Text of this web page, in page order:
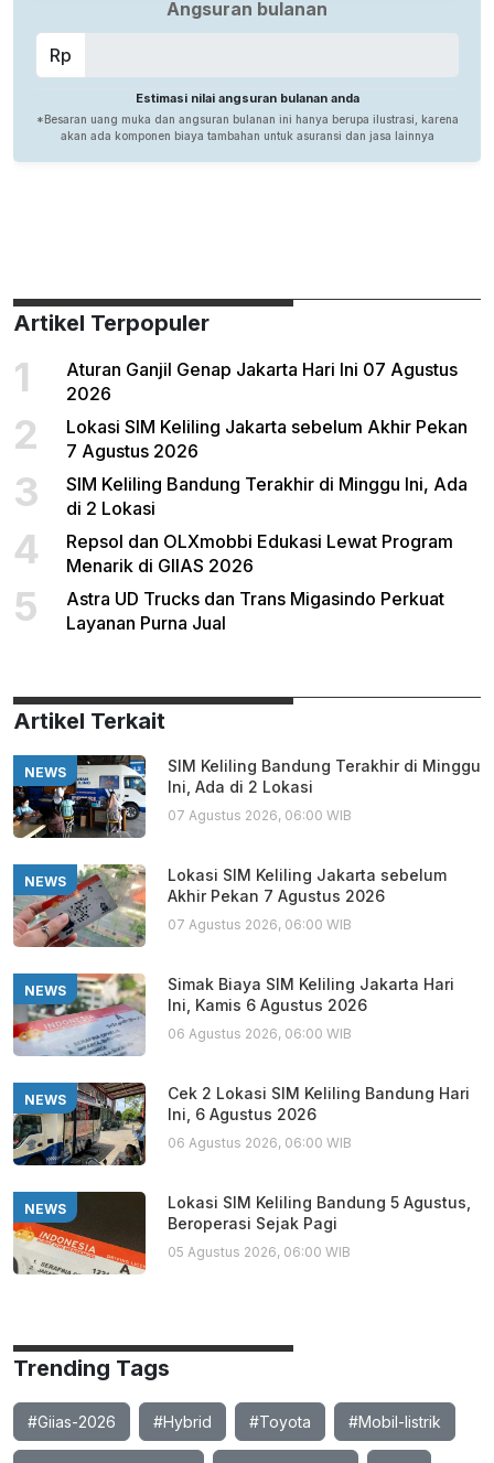
Artikel Terpopuler
1
Aturan Ganjil Genap Jakarta Hari Ini 07 Agustus
2026
2
Lokasi SIM Keliling Jakarta sebelum Akhir Pekan
7 Agustus 2026
3
SIM Keliling Bandung Terakhir di Minggu Ini, Ada
di 2 Lokasi
4
Repsol dan OLXmobbi Edukasi Lewat Program
Menarik di GIIAS 2026
5
Astra UD Trucks dan Trans Migasindo Perkuat
Layanan Purna Jual
Artikel Terkait
NEWS
SIM Keliling Bandung Terakhir di Minggu
Ini, Ada di 2 Lokasi
07 Agustus 2026, 06:00 WIB
NEWS
Lokasi SIM Keliling Jakarta sebelum
Akhir Pekan 7 Agustus 2026
07 Agustus 2026, 06:00 WIB
NEWS
Simak Biaya SIM Keliling Jakarta Hari
Ini, Kamis 6 Agustus 2026
06 Agustus 2026, 06:00 WIB
NEWS
Cek 2 Lokasi SIM Keliling Bandung Hari
Ini, 6 Agustus 2026
06 Agustus 2026, 06:00 WIB
NEWS
Lokasi SIM Keliling Bandung 5 Agustus,
Beroperasi Sejak Pagi
05 Agustus 2026, 06:00 WIB
Trending Tags
#Giias-2026 #Hybrid #Toyota #Mobil-listrik